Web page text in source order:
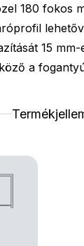
180 fokos
15
a